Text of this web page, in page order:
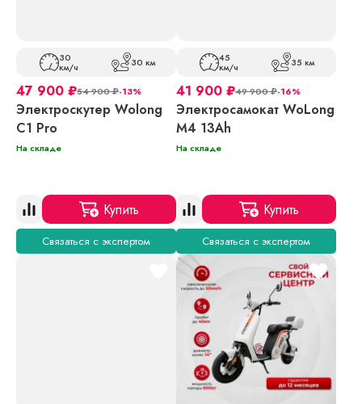
30
км/ч 30 км
47 900 ₽54 900₽-13%
Электроскутер Wolong
C1 Pro
На складе
Купить
Связаться с экспертом
45
км/ч 35 км
41 900 ₽49 900₽-16%
Электросамокат WoLong
M4 13Ah
На складе
Купить
Связаться с экспертом